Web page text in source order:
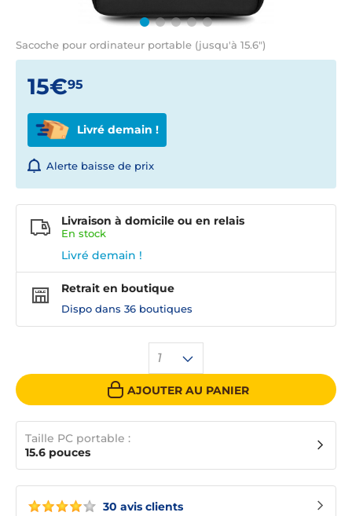
Sacoche pour ordinateur portable (jusqu'à 15.6")
30 avis clients
15€95
Livré demain !
Alerte baisse de prix
1
AJOUTER AU PANIER
Livraison à domicile ou en relais
En stock
Livré demain !
Retrait en boutique
Dispo dans 36 boutiques
Taille PC portable :
15.6 pouces